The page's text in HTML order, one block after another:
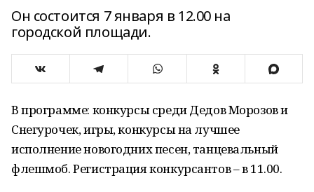
Он состоится 7 января в 12.00 на
городской площади.
В программе: конкурсы среди Дедов Морозов и
Снегурочек, игры, конкурсы на лучшее
исполнение новогодних песен, танцевальный
флешмоб. Регистрация конкурсантов – в 11.00.